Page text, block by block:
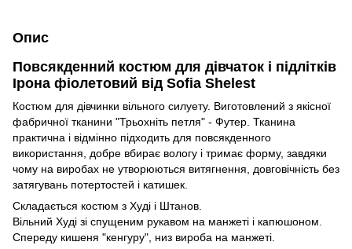
Опис
Повсякденний костюм для дівчаток і підлітків
Ірона фіолетовий від Sofia Shelest
Костюм для дівчинки вільного силуету. Виготовлений з якісної
фабричної тканини "Трьохніть петля" - Футер. Тканина
практична і відмінно підходить для повсякденного
використання, добре вбирає вологу і тримає форму, завдяки
чому на виробах не утворюються витягнення, довговічність без
затягувань потертостей і катишек.
Складається костюм з Худі і Штанов.
Вільний Худі зі спущеним рукавом на манжеті і капюшоном.
Спереду кишеня "кенгуру", низ вироба на манжеті.